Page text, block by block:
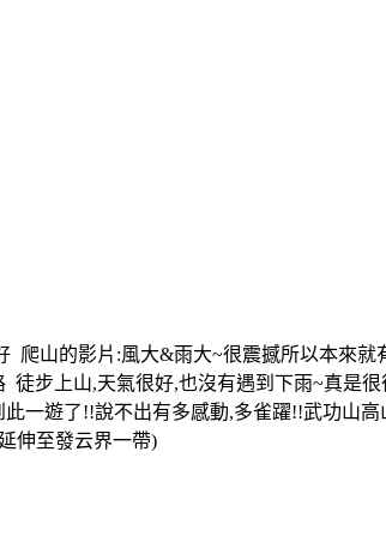
山的影片:風大&雨大~很震撼所以本來
步上山,天氣很好,也沒有遇到下雨~真是
一遊了!!說不出有多感動,多雀躍!!武功山高
伸至發云界一帶)